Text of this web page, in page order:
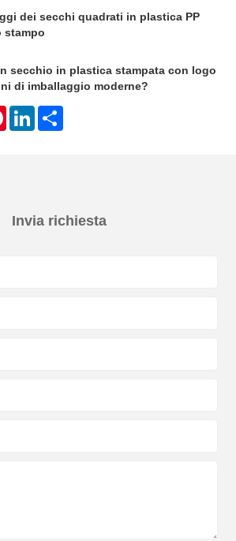
dei secchi quadrati in plastica PP
stampo
secchio in plastica stampata con logo
di imballaggio moderne?
PinterestLinkedIn
Invia richiesta